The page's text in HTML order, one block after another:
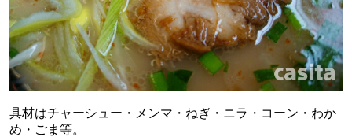
具材はチャーシュー・メンマ・ねぎ・ニラ・コーン・わか
め・ごま等。